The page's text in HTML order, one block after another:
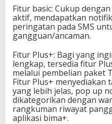
Fitur basic: Cukup
aktif, mendapatkan
peringatan pada SMS
gangguan/ancaman.
Fitur Plus+: Bagi yang
lengkap, tersedia fitur
melalui pembelian paket
Fitur Plus+ menyediakan
yang lebih jelas, pop up
dikategorikan dengan
rangkuman riwayat
aplikasi bima+.